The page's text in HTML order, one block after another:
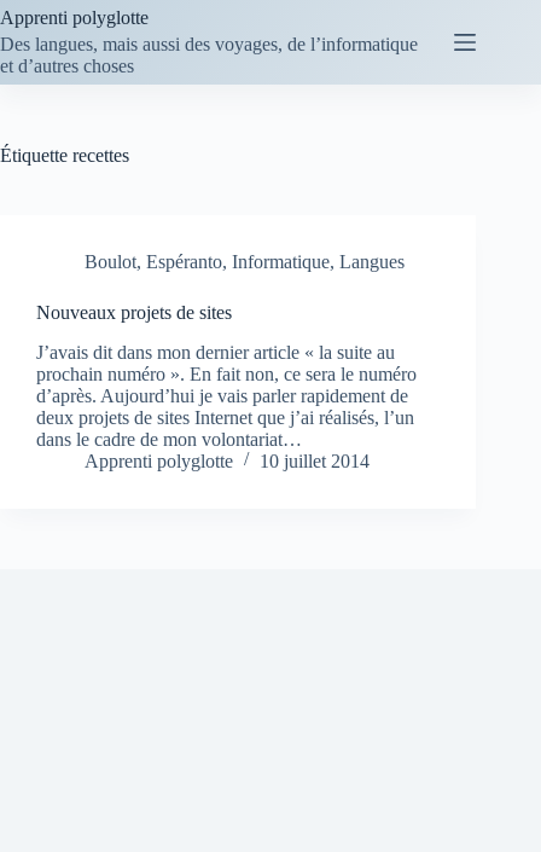
Passer
au
contenu
Apprenti polyglotte
Des langues, mais aussi des voyages, de l’informatique
et d’autres choses
Étiquette recettes
Boulot, Espéranto, Informatique, Langues
Nouveaux projets de sites
J’avais dit dans mon dernier article « la suite au
prochain numéro ». En fait non, ce sera le numéro
d’après. Aujourd’hui je vais parler rapidement de
deux projets de sites Internet que j’ai réalisés, l’un
dans le cadre de mon volontariat…
Apprenti polyglotte
10 juillet 2014